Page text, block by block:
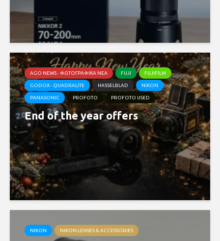
AGO NEWS - ΦΩΤΟΓΡΑΦΙΚΆ ΝΈΑ FUJI FUJIFILM
GODOX - QUADRALITE HASSELBLAD NIKON
PANASONIC PROFOTO PROFOTO USED
End of the year offers
NIKON NIKON LENSES & ACCESSORIES